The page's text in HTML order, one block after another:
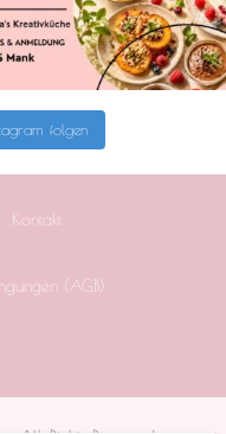
folgen
Kontakt
(AGB)